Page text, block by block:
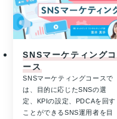
SNSマーケティングコ
ース
SNSマーケティングコースで
は、目的に応じたSNSの選
定、KPIの設定、PDCAを回す
ことができるSNS運用者を目